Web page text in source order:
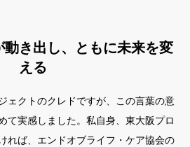
動き出し、ともに未来を変
える
ェクトのクレドですが、この言葉の意
て実感しました。私自身、東大阪プロ
れば、エンドオブライフ・ケア協会の